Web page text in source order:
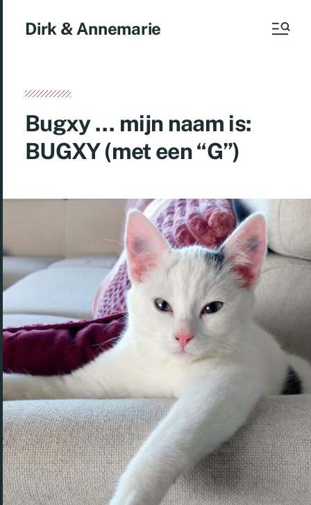
Dirk & Annemarie
Bugxy … mijn naam is:
BUGXY (met een “G”)